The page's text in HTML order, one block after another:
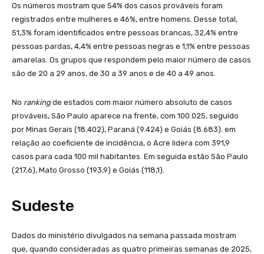
Os números mostram que 54% dos casos prováveis foram
registrados entre mulheres e 46%, entre homens. Desse total,
51,3% foram identificados entre pessoas brancas, 32,4% entre
pessoas pardas, 4,4% entre pessoas negras e 1,1% entre pessoas
amarelas. Os grupos que respondem pelo maior número de casos
são de 20 a 29 anos, de 30 a 39 anos e de 40 a 49 anos.
No rankingde estados com maior número absoluto de casos
prováveis, São Paulo aparece na frente, com 100.025, seguido
por Minas Gerais (18.402), Paraná (9.424) e Goiás (8.683). em
relação ao coeficiente de incidência, o Acre lidera com 391,9
casos para cada 100 mil habitantes. Em seguida estão São Paulo
(217,6), Mato Grosso (193,9) e Goiás (118,1).
Sudeste
Dados do ministério divulgados na semana passada mostram
que, quando consideradas as quatro primeiras semanas de 2025,